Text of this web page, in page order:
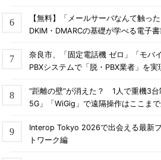
【無料】「メールサーバなんて触っ
DKIM・DMARCの基礎が学べる電子
奈良市、「固定電話機 ゼロ」「モバ
PBXシステムで「脱・PBX業者」を実
“距離の壁”が消えた？ 1人で重機3
5G」「WiGig」で遠隔操作はここま
Interop Tokyo 2026で出会える最新
トワーク編